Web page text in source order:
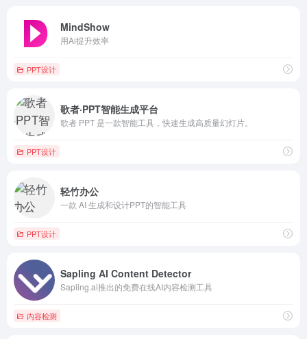
MindShow
用Ai提升效率
PPT设计
歌者·PPT智能生成平台
歌者 PPT 是一款智能工具，快速生成高质量幻灯片。
PPT设计
轻竹办公
一款 AI 生成和设计PPT的智能工具
PPT设计
Sapling AI Content Detector
Sapling.ai推出的免费在线AI内容检测工具
内容检测